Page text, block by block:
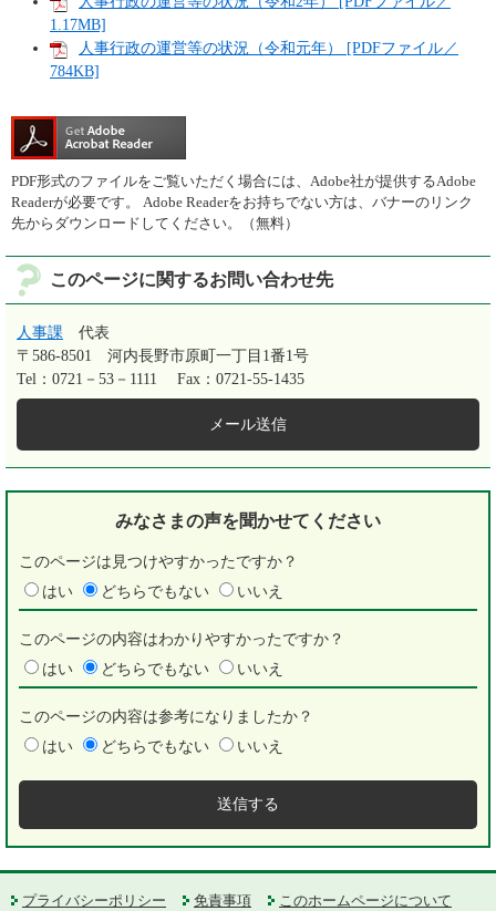
1.17MB]
人事行政の運営等の状況（令和元年） [PDFファイル／
784KB]
PDF形式のファイルをご覧いただく場合には、Adobe社が提供するAdobe
Readerが必要です。
Adobe Readerをお持ちでない方は、バナーのリンク
先からダウンロードしてください。（無料）
このページに関するお問い合わせ先
人事課
代表
〒586-8501
河内長野市原町一丁目1番1号
Tel：0721－53－1111
Fax：0721-55-1435
メール送信
みなさまの声を聞かせてください
このページは見つけやすかったですか？
はい
どちらでもない いいえ
このページの内容はわかりやすかったですか？
はい
どちらでもない いいえ
このページの内容は参考になりましたか？
はい
どちらでもない いいえ
プライバシーポリシー 免責事項 このホームページについて